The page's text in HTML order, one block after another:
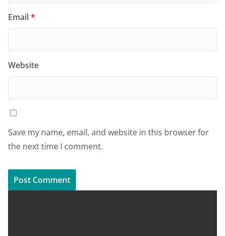
Email*
Website
Save my name, email, and website in this browser for
the next time I comment.